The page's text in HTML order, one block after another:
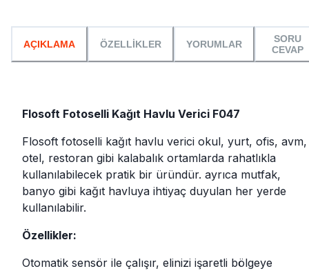
AÇIKLAMA ÖZELLİKLER YORUMLAR
SORU
CEVAP
Flosoft Fotoselli Kağıt Havlu Verici F047
Flosoft fotoselli kağıt havlu verici okul, yurt, ofis, avm,
otel, restoran gibi kalabalık ortamlarda rahatlıkla
kullanılabilecek pratik bir üründür. ayrıca mutfak,
banyo gibi kağıt havluya ihtiyaç duyulan her yerde
kullanılabilir.
Özellikler:
Otomatik sensör ile çalışır, elinizi işaretli bölgeye